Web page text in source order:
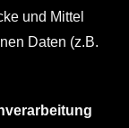
und Mittel
Daten (z.B.